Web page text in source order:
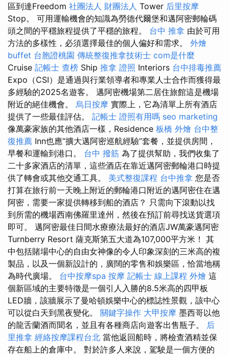
區到達Freedom 社團法人 財團法人 Tower 后里按摩
Stop。 可用運輸機會的知識為勞德代爾堡和邁阿密郵輪碼
頭之間的平穩旅程提供了平穩的旅程。 台中 推拿 由於可用
方法的多樣性，必須選擇最佳的個人偏好和需求。 外燴
buffet 台胞證桃園 傳統整復推拿技術士 com是什麼
Cruise 記帳士 查榜 Ship 推拿 證照 Interiors 台中排毒推薦
Expo（CSI）是通過與行業領導者和專業人士合作而獲得最
多經驗的2025名遊客。 邁阿密機場第二居住旅館這是機場
附近的絕佳機會。 烏日按摩 實際上，它為清單上所有酒店
提供了一些最佳評估。 記帳士 證照有用嗎 seo marketing
像萬豪家族的其他酒店一樣，Residence 板橋 外燴 台中整
復推薦 Inn也應“擴大邁阿密巡航經驗”套餐，並提供房間，
早餐和運輸到港口。 台中 撥筋 為了提供幫助，我們收集了
二十多家酒店的清單，這些酒店在靠近邁阿密郵輪港口時提
供了轉會或其他交通工具。 美式整復課程 台中推拿 您是否
打算在旅行前一天晚上附近的郵輪港口附近的邁阿密住在邁
阿密，需要一家提供轉移到船的酒店？ 只需向下滾動以找
到所需的機場西南佛羅里達州，然後在預訂前尋找送貨選項
即可。 邁阿密最佳日間水療療法最好的酒店JW萬豪邁阿密
Turnberry Resort 薩克斯第五大道為107,000平方米！ 其
中包括賭場中心的自由女神像的令人印象深刻的三米高的複
製品，以及一個新設計的，廣闊的零售和娛樂區，恰當地稱
為時代廣場。 台中按摩spa 按摩 記帳士 線上課程 外燴 這
個新區域的主要特徵是一個引人入勝的8.5米高的四甲板
LED牆，該牆展示了曼哈頓娛樂中心的標誌性景觀，該中心
可以從白天到黑夜變化。 關鍵字操作 大甲按摩 墨西哥以他
的龍舌蘭酒而聞名，並且有各種商店向遊客出售瓶子。 后
里推拿 經絡按摩課程台北 當他返回船時，將檢查酒精並保
存在船上的倉庫中。 對於許多人來說，駕駛是一個方便的